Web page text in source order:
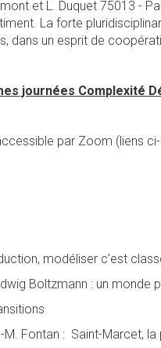
et L. Duquet 75013 -
La forte
dans un esprit de
journées Complexité
par Zoom (liens
modéliser c’est
Boltzmann : un monde
M. Fontan : Saint-Marcet,